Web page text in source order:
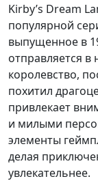
Kirby’s Dream
популярной
выпущенное в
отправляется
королевство,
похитил
привлекает
и милыми
элементы
делая
увлекательнее.